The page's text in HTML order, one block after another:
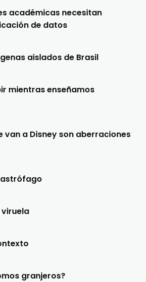
académicas necesitan
de datos
aislados de Brasil
mientras enseñamos
van a Disney son aberraciones
astrófago
granjeros?